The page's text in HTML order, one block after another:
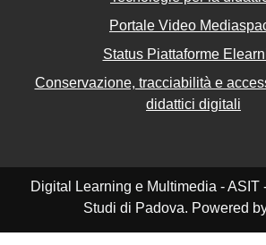
Portale Video
Status Piattaforme
Conservazione, tracciabilità e
didattici digitali
Digital Learning e Multimedia - ASIT
Studi di Padova. Powered